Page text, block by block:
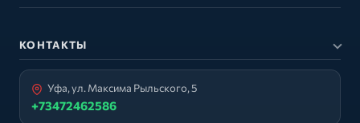
КОНТАКТЫ
Уфа, ул. Максима Рыльского, 5
+73472462586